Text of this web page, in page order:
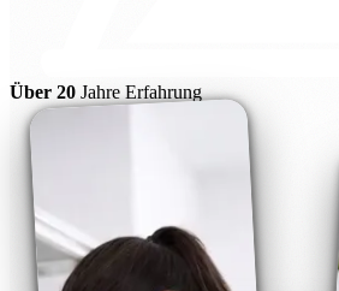
Über 20 Jahre Erfahrung